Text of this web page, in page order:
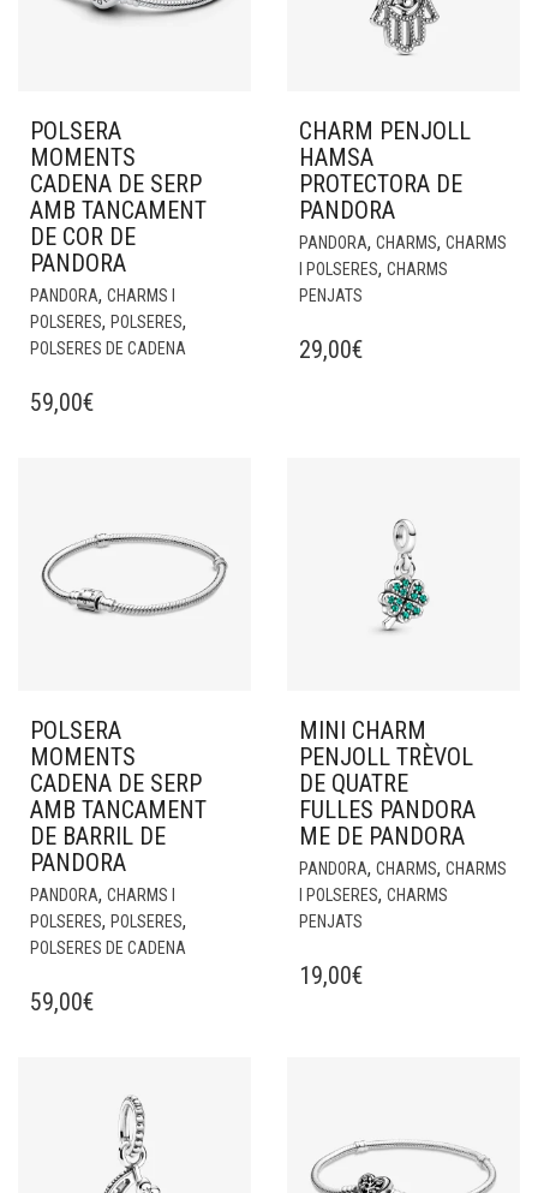
POLSERA
MOMENTS
CADENA DE SERP
AMB TANCAMENT
DE COR DE
PANDORA
PANDORA, CHARMS I
POLSERES, POLSERES,
POLSERES DE CADENA
59,00€
CHARM PENJOLL
HAMSA
PROTECTORA DE
PANDORA
PANDORA, CHARMS, CHARMS
I POLSERES, CHARMS
PENJATS
29,00€
POLSERA
MOMENTS
CADENA DE SERP
AMB TANCAMENT
DE BARRIL DE
PANDORA
PANDORA, CHARMS I
POLSERES, POLSERES,
POLSERES DE CADENA
59,00€
MINI CHARM
PENJOLL TRÈVOL
DE QUATRE
FULLES PANDORA
ME DE PANDORA
PANDORA, CHARMS, CHARMS
I POLSERES, CHARMS
PENJATS
19,00€